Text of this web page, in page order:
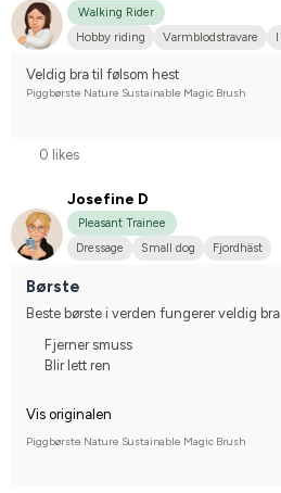
Walking Rider
Hobby riding
Varmblodstravare
Veldig bra til følsom hest
Piggbørste Nature Sustainable Magic Brush
0 likes
Josefine D
Pleasant Trainee
Dressage
Small dog Fjordhäst
Børste
Beste børste i verden fungerer veldig bra
Fjerner smuss
Blir lett ren
Vis originalen
Piggbørste Nature Sustainable Magic Brush